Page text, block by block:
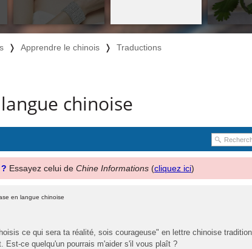
❭ Apprendre le chinois ❭ Traductions
chinoise
Essayez celui de Chine Informations (cliquez ici)
en langue chinoise
ce qui sera ta réalité, sois courageuse" en lettre chinoise
Est-ce quelqu'un pourrais m'aider s'il vous plaît ?